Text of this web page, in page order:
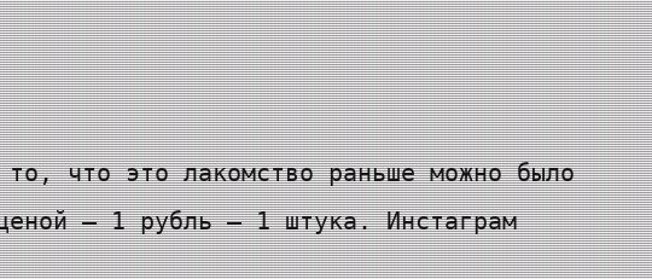
что это лакомство раньше можно было
— 1 рубль — 1 штука. Инстаграм